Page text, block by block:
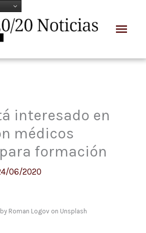
interesado en
médicos
formación
06/2020
Roman Logov on Unsplash